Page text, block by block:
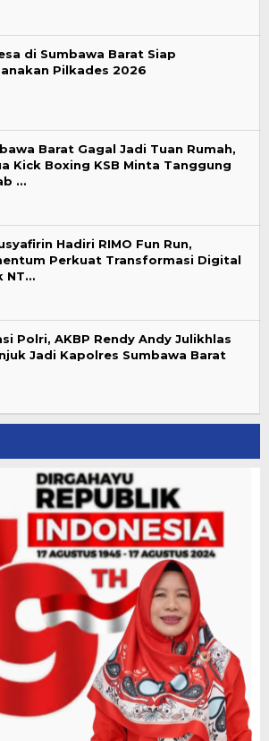
di Sumbawa Barat Siap
Pilkades 2026
Barat Gagal Jadi Tuan Rumah,
Kick Boxing KSB Minta Tanggung
…
Hadiri RIMO Fun Run,
Perkuat Transformasi Digital
NT…
Polri, AKBP Rendy Andy Julikhlas
Jadi Kapolres Sumbawa Barat